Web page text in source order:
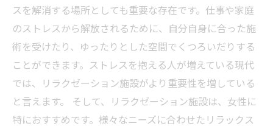
スを解消する場所としても重要な存在です。仕事や家庭
のストレスから解放されるために、自分自身に合った施
術を受けたり、ゆったりとした空間でくつろいだりする
ことができます。ストレスを抱える人が増えている現代
では、リラクゼーション施設がより重要性を増している
と言えます。 そして、リラクゼーション施設は、女性に
特におすすめです。様々なニーズに合わせたリラックス